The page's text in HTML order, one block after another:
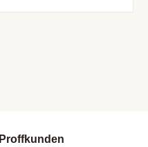
Proffkunden